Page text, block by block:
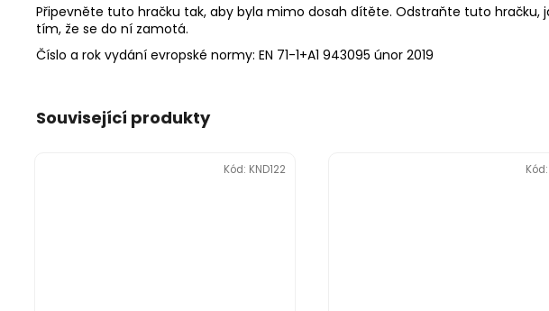
Připevněte tuto hračku tak, aby byla mimo dosah dítěte. Odstraňte tuto
tím, že se do ní zamotá.
Číslo a rok vydání evropské normy: EN 71-1+A1 943095 únor 2019
Související produkty
Kód: KND122 Kód: